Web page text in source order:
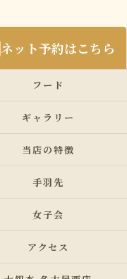
ネット予約はこちら
フード
ギャラリー
当店の特徴
手羽先
女子会
アクセス